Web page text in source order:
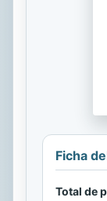
Ficha
Total de